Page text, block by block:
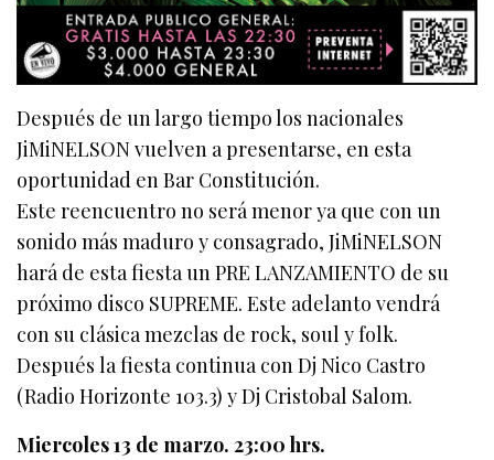
Después de un largo tiempo los nacionales
JiMiNELSON vuelven a presentarse, en esta
oportunidad en Bar Constitución.
Este reencuentro no será menor ya que con un
sonido más maduro y consagrado, JiMiNELSON
hará de esta fiesta un PRE LANZAMIENTO de su
próximo disco SUPREME. Este adelanto vendrá
con su clásica mezclas de rock, soul y folk.
Después la fiesta continua con Dj Nico Castro
(Radio Horizonte 103.3) y Dj Cristobal Salom.
Miercoles 13 de marzo. 23:00 hrs.